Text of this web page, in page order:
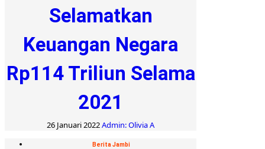
Selamatkan
Keuangan Negara
Rp114 Triliun Selama
2021
26 Januari 2022Admin: Olivia A
Berita Jambi